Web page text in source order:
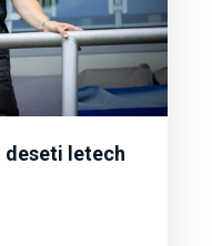
deseti letech